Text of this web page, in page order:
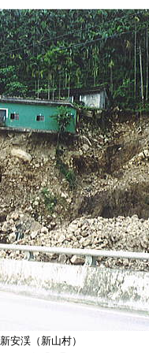
新安渓（新山村）